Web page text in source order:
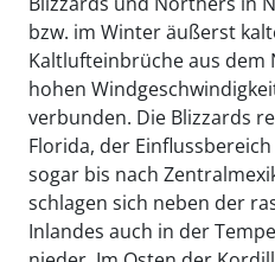
bzw. im Winter äußerst
Kaltlufteinbrüche aus
hohen
verbunden. Die Blizzards
Florida, der
sogar bis nach
schlagen sich neben der
Inlandes auch in der